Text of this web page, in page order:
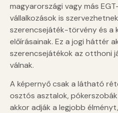
magyarországi vagy más
vállalkozások is
szerencsejáték-törvény és a
előírásainak. Ez a jogi háttér
szerencsejátékok az otthoni
válnak.
A képernyő csak a látható
osztós asztalok,
akkor adják a legjobb